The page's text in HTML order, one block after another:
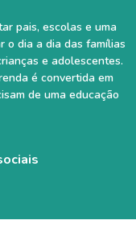
pais, escolas e uma
o dia a dia das famílias
e adolescentes.
é convertida em
de uma educação